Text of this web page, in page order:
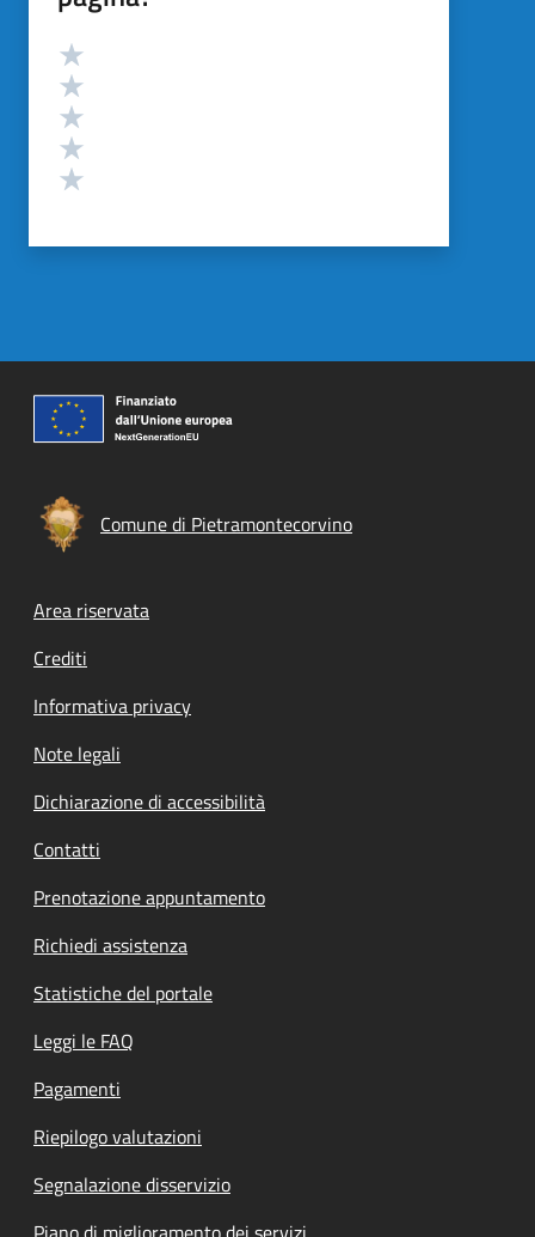
Valutazione
Comune di Pietramontecorvino
Footer menu
Area riservata
Crediti
Informativa privacy
Note legali
Dichiarazione di accessibilità
Contatti
Prenotazione appuntamento
Richiedi assistenza
Statistiche del portale
Leggi le FAQ
Pagamenti
Riepilogo valutazioni
Segnalazione disservizio